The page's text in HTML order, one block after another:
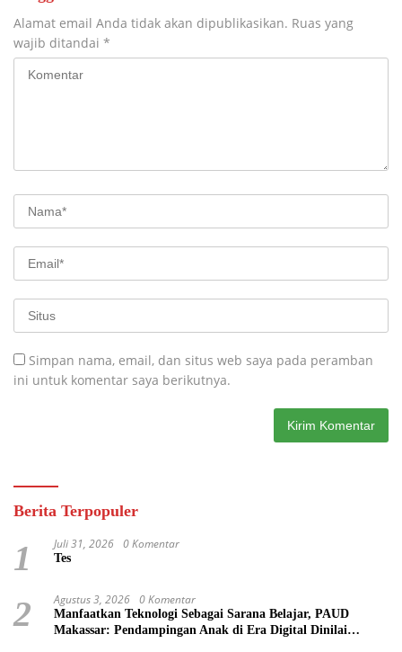
Alamat email Anda tidak akan dipublikasikan. Ruas yang
wajib ditandai *
Simpan nama, email, dan situs web saya pada peramban
ini untuk komentar saya berikutnya.
Berita Terpopuler
1 Juli 31, 2026 0 Komentar
Tes
2 Agustus 3, 2026 0 Komentar
Manfaatkan Teknologi Sebagai Sarana Belajar, PAUD
Makassar: Pendampingan Anak di Era Digital Dinilai